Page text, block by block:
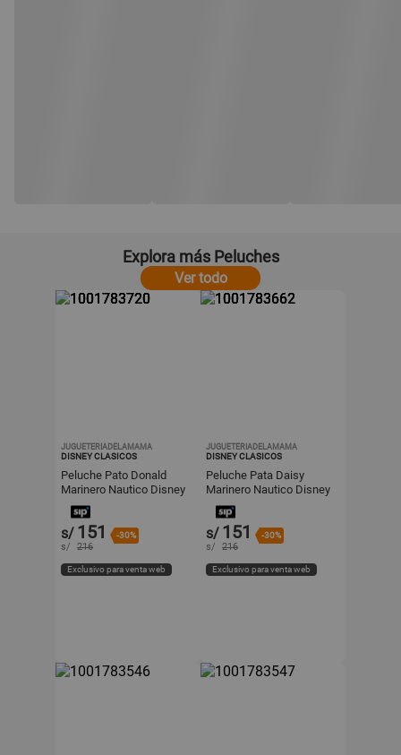
Explora más Peluches
Ver todo
JUGUETERIADELAMAMA
DISNEY CLASICOS
Peluche Pato Donald
Marinero Nautico Disney
Store 20 cm
s/ 151 -30%
s/ 216
Exclusivo para venta web
JUGUETERIADELAMAMA
DISNEY CLASICOS
Peluche Pata Daisy
Marinero Nautico Disney
Store 25 cm
s/ 151 -30%
s/ 216
Exclusivo para venta web